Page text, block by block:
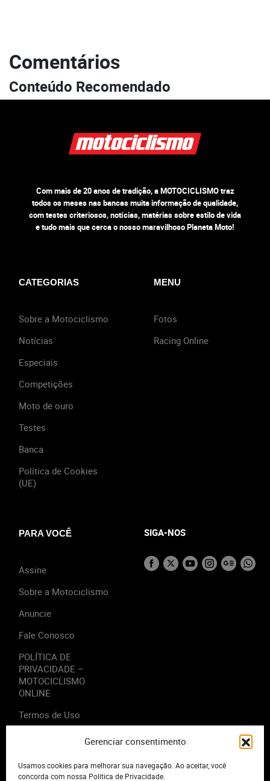
Gerenciar consentimento
Usamos cookies para melhorar sua navegação. Ao aceitar, você
concorda com nossa Política de Privacidade.
Comentários
Conteúdo Recomendado
Com mais de 20 anos de tradição, a MOTOCICLISMO traz
todos os meses nas bancas muita informação de qualidade,
com testes criteriosos, notícias, matérias sobre estilo de vida
e tudo mais que cerca o nosso maravilhoso Planeta Moto!
CATEGORIAS
Sobre a Motociclismo
Notícias
Especiais
Competições
Moto de ouro
Testes
Banca
Política de Cookies
(UE)
MENU
Fotos
Racing Online
PARA VOCÊ
Assine
Sobre a Motociclismo
Anuncie
Fale Conosco
POLÍTICA DE
PRIVACIDADE –
MOTOCICLISMO
ONLINE
Termos de Uso
SIGA-NOS
2023 - Editora Motor Midia. Todos os direitos reservados.